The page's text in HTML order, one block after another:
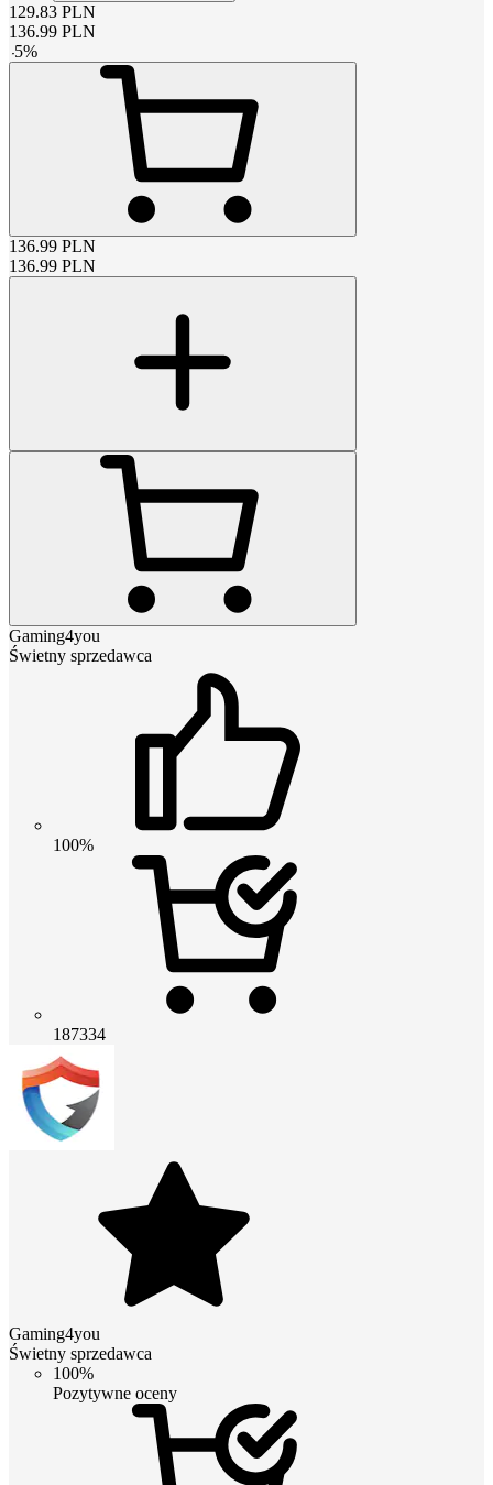
129.83 PLN
136.99 PLN
-5%
136.99 PLN
136.99 PLN
Gaming4you
Świetny sprzedawca
100%
187334
Gaming4you
Świetny sprzedawca
100%
Pozytywne oceny